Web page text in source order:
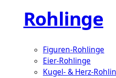
Rohlinge
Figuren-Rohlinge
Eier-Rohlinge
Kugel- & Herz-